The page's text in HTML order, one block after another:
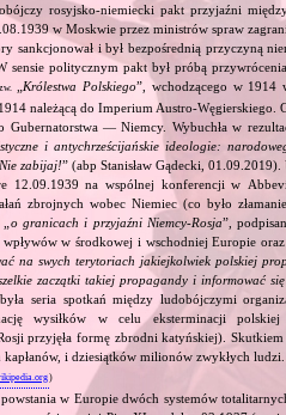
rosyjsko‐niemiecki pakt przyjaźni
w Moskwie przez ministrów spraw
sankcjonował i był bezpośrednią przyczyną
sensie politycznym pakt był próbą
Królestwa Polskiego”, wchodzącego w 1914
należącą do Imperium Austro‐Węgierskiego.
Gubernatorstwa — Niemcy. Wybuchła w
i antychrześcijańskie ideologie:
zabijaj!” (abp Stanisław Gądecki,
12.09.1939 na wspólnej konferencji w
zbrojnych wobec Niemiec (co było
o granicach i przyjaźni Niemcy‐Rosja”,
w środkowej i wschodniej Europie
na swych terytoriach jakiejkolwiek polskiej
zaczątki takiej propagandy i informować
seria spotkań między ludobójczymi
wysiłków w celu eksterminacji
przyjęła formę zbrodni katyńskiej).
kapłanów, i dziesiątków milionów zwykłych
)
w Europie dwóch systemów